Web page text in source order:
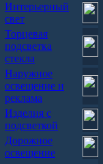
Интерьерный
свет
Торцевая
подсветка
стекла
Наружное
освещение и
реклама
Изделия с
подсветкой
Дорожное
освещение